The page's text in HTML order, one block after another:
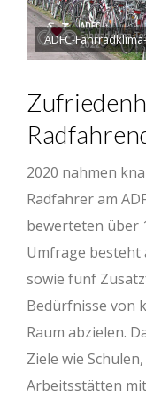
ADFC-
2020 nahmen
Radfahrer am
bewerteten über
Umfrage besteht
sowie fünf
Bedürfnisse von
Raum abzielen.
Ziele wie
Arbeitsstätten